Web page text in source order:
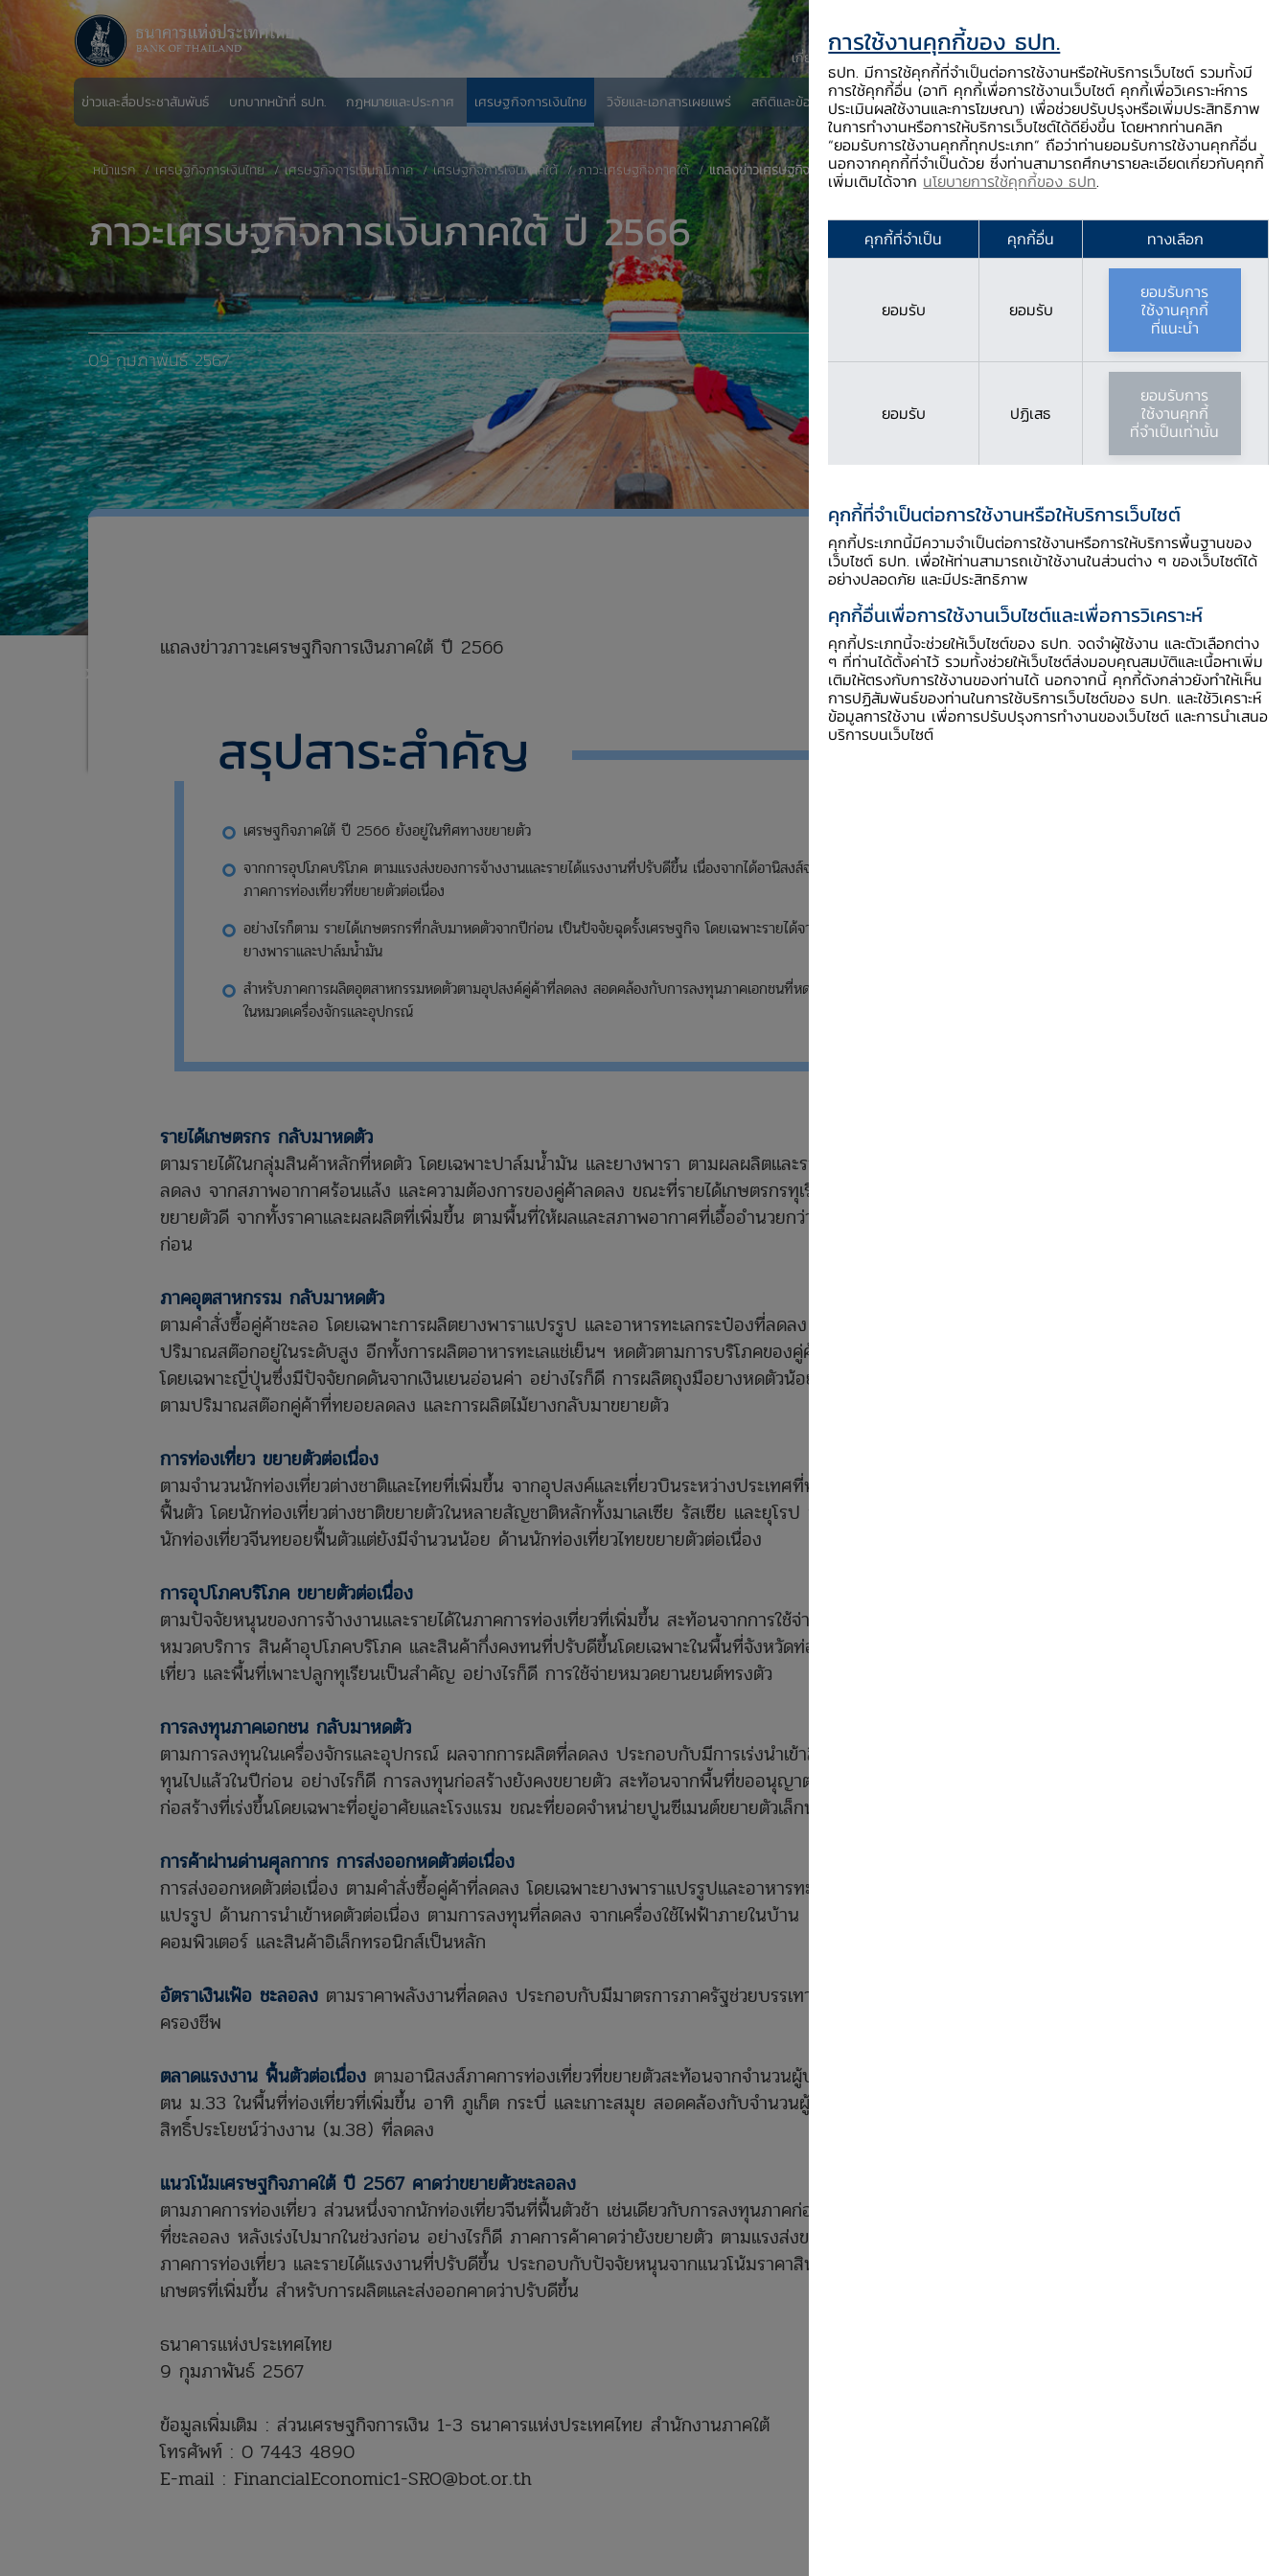
ข่าวและสื่อประชาสัมพันธ์ บทบาทหน้าที่ ธปท. กฎหมายและประกาศ เศรษฐกิจการเงินไทย วิจัยและเอกสารเผยแพร่ สถิติและข้อมูลเผยแพร่ บริการจาก ธปท. นวัตกรรมภาคการเงิน สตางค์ Story
เกี่ยวกับ ธปท. ติดต่อเรา ช่วยเหลือ / ร้องเรียน EN
หน้าแรก เศรษฐกิจการเงินไทย ​เศรษฐกิจการเงินภูมิภาค เศรษฐกิจการเงินภาคใต้ ภาวะเศรษฐกิจภาคใต้ แถลงข่าวเศรษฐกิจการเงินภาคใต้ ปี 2566
ภาวะเศรษฐกิจการเงินภาคใต้ ปี 2566
09 กุมภาพันธ์ 2567
xxxxxxxxxxxxxxxxxxxxxxxxxxxxxx
แถลงข่าวภาวะเศรษฐกิจการเงินภาคใต้ ปี 2566
สรุปสาระสำคัญ
เศรษฐกิจภาคใต้ ปี 2566 ยังอยู่ในทิศทางขยายตัว
จากการอุปโภคบริโภค ตามแรงส่งของการจ้างงานและรายได้แรงงานที่ปรับดีขึ้น เนื่องจากได้อานิสงส์จาก
ภาคการท่องเที่ยวที่ขยายตัวต่อเนื่อง
อย่างไรก็ตาม รายได้เกษตรกรที่กลับมาหดตัวจากปีก่อน เป็นปัจจัยฉุดรั้งเศรษฐกิจ โดยเฉพาะรายได้จาก
ยางพาราและปาล์มน้ำมัน
สำหรับภาคการผลิตอุตสาหกรรมหดตัวตามอุปสงค์คู่ค้าที่ลดลง สอดคล้องกับการลงทุนภาคเอกชนที่หดตัว
ในหมวดเครื่องจักรและอุปกรณ์
รายได้เกษตรกร กลับมาหดตัว
ตามรายได้ในกลุ่มสินค้าหลักที่หดตัว โดยเฉพาะปาล์มน้ำมัน และยางพารา ตามผลผลิตและราคาที่
ลดลง จากสภาพอากาศร้อนแล้ง และความต้องการของคู่ค้าลดลง ขณะที่รายได้เกษตรกรทุเรียน
ขยายตัวดี จากทั้งราคาและผลผลิตที่เพิ่มขึ้น ตามพื้นที่ให้ผลและสภาพอากาศที่เอื้ออำนวยกว่าปี
ก่อน
ภาคอุตสาหกรรม กลับมาหดตัว
ตามคำสั่งซื้อคู่ค้าชะลอ โดยเฉพาะการผลิตยางพาราแปรรูป และอาหารทะเลกระป๋องที่ลดลง จาก
ปริมาณสต๊อกอยู่ในระดับสูง อีกทั้งการผลิตอาหารทะเลแช่เย็นฯ หดตัวตามการบริโภคของคู่ค้า
โดยเฉพาะญี่ปุ่นซึ่งมีปัจจัยกดดันจากเงินเยนอ่อนค่า อย่างไรก็ดี การผลิตถุงมือยางหดตัวน้อยลง
ตามปริมาณสต๊อกคู่ค้าที่ทยอยลดลง และการผลิตไม้ยางกลับมาขยายตัว
การท่องเที่ยว ขยายตัวต่อเนื่อง
ตามจำนวนนักท่องเที่ยวต่างชาติและไทยที่เพิ่มขึ้น จากอุปสงค์และเที่ยวบินระหว่างประเทศที่ทยอย
ฟื้นตัว โดยนักท่องเที่ยวต่างชาติขยายตัวในหลายสัญชาติหลักทั้งมาเลเซีย รัสเซีย และยุโรป ขณะที่
นักท่องเที่ยวจีนทยอยฟื้นตัวแต่ยังมีจำนวนน้อย ด้านนักท่องเที่ยวไทยขยายตัวต่อเนื่อง
การอุปโภคบริโภค ขยายตัวต่อเนื่อง
ตามปัจจัยหนุนของการจ้างงานและรายได้ในภาคการท่องเที่ยวที่เพิ่มขึ้น สะท้อนจากการใช้จ่ายใน
หมวดบริการ สินค้าอุปโภคบริโภค และสินค้ากึ่งคงทนที่ปรับดีขึ้นโดยเฉพาะในพื้นที่จังหวัดท่อง
เที่ยว และพื้นที่เพาะปลูกทุเรียนเป็นสำคัญ อย่างไรก็ดี การใช้จ่ายหมวดยานยนต์ทรงตัว
การลงทุนภาคเอกชน กลับมาหดตัว
ตามการลงทุนในเครื่องจักรและอุปกรณ์ ผลจากการผลิตที่ลดลง ประกอบกับมีการเร่งนำเข้าสินค้า
ทุนไปแล้วในปีก่อน อย่างไรก็ดี การลงทุนก่อสร้างยังคงขยายตัว สะท้อนจากพื้นที่ขออนุญาต
ก่อสร้างที่เร่งขึ้นโดยเฉพาะที่อยู่อาศัยและโรงแรม ขณะที่ยอดจำหน่ายปูนซีเมนต์ขยายตัวเล็กน้อย
การค้าผ่านด่านศุลกากร การส่งออกหดตัวต่อเนื่อง
การส่งออกหดตัวต่อเนื่อง ตามคำสั่งซื้อคู่ค้าที่ลดลง โดยเฉพาะยางพาราแปรรูปและอาหารทะเล
แปรรูป ด้านการนำเข้าหดตัวต่อเนื่อง ตามการลงทุนที่ลดลง จากเครื่องใช้ไฟฟ้าภายในบ้าน
คอมพิวเตอร์ และสินค้าอิเล็กทรอนิกส์เป็นหลัก
อัตราเงินเฟ้อ ชะลอลง ตามราคาพลังงานที่ลดลง ประกอบกับมีมาตรการภาครัฐช่วยบรรเทาค่า
ครองชีพ
ตลาดแรงงาน ฟื้นตัวต่อเนื่อง ตามอานิสงส์ภาคการท่องเที่ยวที่ขยายตัวสะท้อนจากจำนวนผู้ประกัน
ตน ม.33 ในพื้นที่ท่องเที่ยวที่เพิ่มขึ้น อาทิ ภูเก็ต กระบี่ และเกาะสมุย สอดคล้องกับจำนวนผู้ขอรับ
สิทธิ์ประโยชน์ว่างงาน (ม.38) ที่ลดลง
แนวโน้มเศรษฐกิจภาคใต้ ปี 2567 คาดว่าขยายตัวชะลอลง
ตามภาคการท่องเที่ยว ส่วนหนึ่งจากนักท่องเที่ยวจีนที่ฟื้นตัวช้า เช่นเดียวกับการลงทุนภาคก่อสร้าง
ที่ชะลอลง หลังเร่งไปมากในช่วงก่อน อย่างไรก็ดี ภาคการค้าคาดว่ายังขยายตัว ตามแรงส่งของ
ภาคการท่องเที่ยว และรายได้แรงงานที่ปรับดีขึ้น ประกอบกับปัจจัยหนุนจากแนวโน้มราคาสินค้า
เกษตรที่เพิ่มขึ้น สำหรับการผลิตและส่งออกคาดว่าปรับดีขึ้น
ธนาคารแห่งประเทศไทย
9 กุมภาพันธ์ 2567
ข้อมูลเพิ่มเติม : ส่วนเศรษฐกิจการเงิน 1-3 ธนาคารแห่งประเทศไทย สำนักงานภาคใต้
โทรศัพท์ : 0 7443 4890
E-mail : FinancialEconomic1-SRO@bot.or.th
เอกสารประกอบการแถลงข่าว
แถลงข่าวเศรษฐกิจและการเงิน
การใช้งานคุกกี้ของ ธปท.
ธปท. มีการใช้คุกกี้ที่จำเป็นต่อการใช้งานหรือให้บริการเว็บไซต์ รวมทั้งมี
การใช้คุกกี้อื่น (อาทิ คุกกี้เพื่อการใช้งานเว็บไซต์ คุกกี้เพื่อวิเคราะห์การ
ประเมินผลใช้งานและการโฆษณา) เพื่อช่วยปรับปรุงหรือเพิ่มประสิทธิภาพ
ในการทำงานหรือการให้บริการเว็บไซต์ได้ดียิ่งขึ้น โดยหากท่านคลิก
“ยอมรับการใช้งานคุกกี้ทุกประเภท” ถือว่าท่านยอมรับการใช้งานคุกกี้อื่น
นอกจากคุกกี้ที่จำเป็นด้วย ซึ่งท่านสามารถศึกษารายละเอียดเกี่ยวกับคุกกี้
เพิ่มเติมได้จาก นโยบายการใช้คุกกี้ของ ธปท.
คุกกี้ที่จำเป็น คุกกี้อื่น ทางเลือก
ยอมรับ ยอมรับ
ยอมรับการ
ใช้งานคุกกี้
ที่แนะนำ
ยอมรับ ปฏิเสธ
ยอมรับการ
ใช้งานคุกกี้
ที่จำเป็นเท่านั้น
คุกกี้ที่จำเป็นต่อการใช้งานหรือให้บริการเว็บไซต์
คุกกี้ประเภทนี้มีความจำเป็นต่อการใช้งานหรือการให้บริการพื้นฐานของ
เว็บไซต์ ธปท. เพื่อให้ท่านสามารถเข้าใช้งานในส่วนต่าง ๆ ของเว็บไซต์ได้
อย่างปลอดภัย และมีประสิทธิภาพ
คุกกี้อื่นเพื่อการใช้งานเว็บไซต์และเพื่อการวิเคราะห์
คุกกี้ประเภทนี้จะช่วยให้เว็บไซต์ของ ธปท. จดจำผู้ใช้งาน และตัวเลือกต่าง
ๆ ที่ท่านได้ตั้งค่าไว้ รวมทั้งช่วยให้เว็บไซต์ส่งมอบคุณสมบัติและเนื้อหาเพิ่ม
เติมให้ตรงกับการใช้งานของท่านได้ นอกจากนี้ คุกกี้ดังกล่าวยังทำให้เห็น
การปฏิสัมพันธ์ของท่านในการใช้บริการเว็บไซต์ของ ธปท. และใช้วิเคราะห์
ข้อมูลการใช้งาน เพื่อการปรับปรุงการทำงานของเว็บไซต์ และการนำเสนอ
บริการบนเว็บไซต์